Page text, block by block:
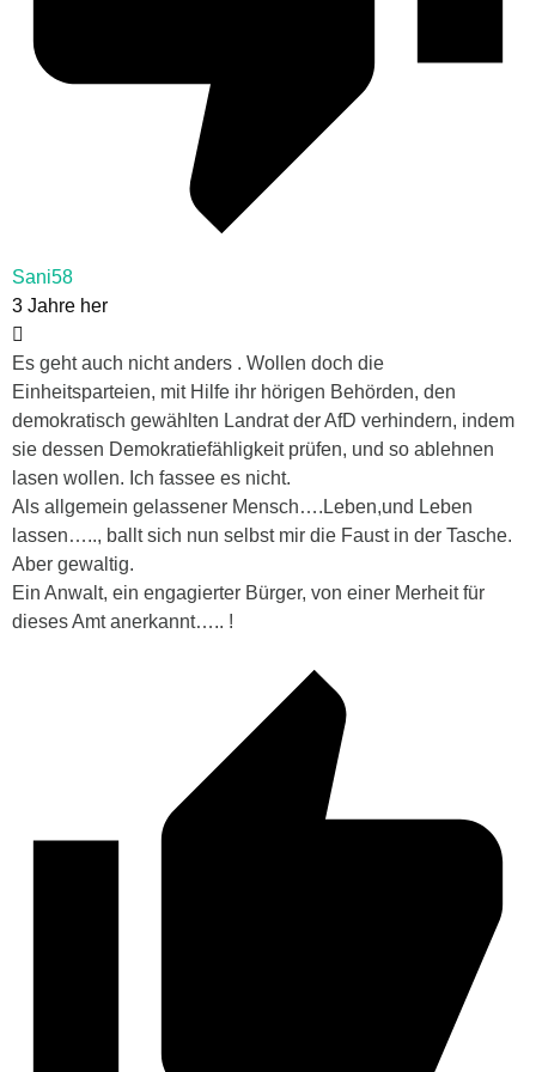
Sani58
3 Jahre her
Es geht auch nicht anders . Wollen doch die
Einheitsparteien, mit Hilfe ihr hörigen Behörden, den
demokratisch gewählten Landrat der AfD verhindern, indem
sie dessen Demokratiefähligkeit prüfen, und so ablehnen
lasen wollen. Ich fassee es nicht.
Als allgemein gelassener Mensch….Leben,und Leben
lassen….., ballt sich nun selbst mir die Faust in der Tasche.
Aber gewaltig.
Ein Anwalt, ein engagierter Bürger, von einer Merheit für
dieses Amt anerkannt….. !